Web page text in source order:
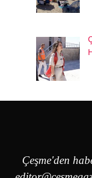
Çeşme'den